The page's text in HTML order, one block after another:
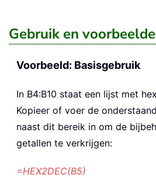
Gebruik en
Voorbeeld: Basisgebruik
In B4:B10 staat een lijst met
Kopieer of voer de
naast dit bereik in om de
getallen te verkrijgen:
=HEX2DEC(B5)